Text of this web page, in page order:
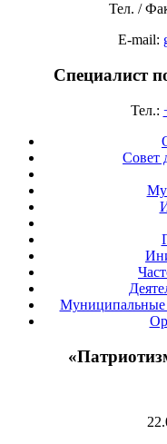
Тел. /
E-mail:
Специалист
Тел.:
Совет
Муниципальные